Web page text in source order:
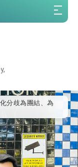
作
總統盼分享臺灣
醫療點亮世界」
」預告短片，向
新能量
調臺灣人有權利
同維護國際秩序
分歧為團結、為
目標、創5大歷史
速臺灣經濟轉型
通過
對等關稅15%且不